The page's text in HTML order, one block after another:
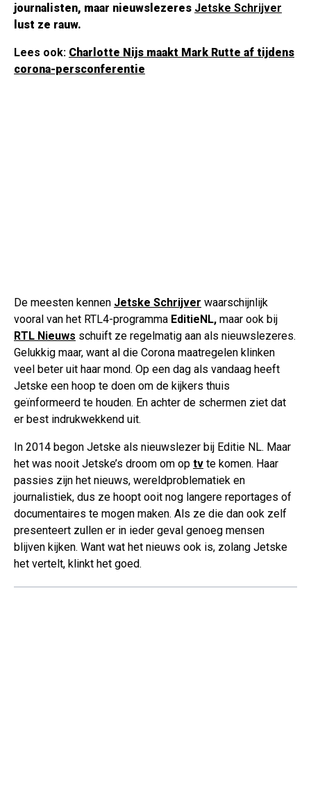
journalisten, maar nieuwslezeres Jetske Schrijver
lust ze rauw.
Lees ook: Charlotte Nijs maakt Mark Rutte af tijdens
corona-persconferentie
De meesten kennen Jetske Schrijver waarschijnlijk
vooral van het RTL4-programma EditieNL, maar ook bij
RTL Nieuws schuift ze regelmatig aan als nieuwslezeres.
Gelukkig maar, want al die Corona maatregelen klinken
veel beter uit haar mond. Op een dag als vandaag heeft
Jetske een hoop te doen om de kijkers thuis
geïnformeerd te houden. En achter de schermen ziet dat
er best indrukwekkend uit.
In 2014 begon Jetske als nieuwslezer bij Editie NL. Maar
het was nooit Jetske’s droom om op tv te komen. Haar
passies zijn het nieuws, wereldproblematiek en
journalistiek, dus ze hoopt ooit nog langere reportages of
documentaires te mogen maken. Als ze die dan ook zelf
presenteert zullen er in ieder geval genoeg mensen
blijven kijken. Want wat het nieuws ook is, zolang Jetske
het vertelt, klinkt het goed.